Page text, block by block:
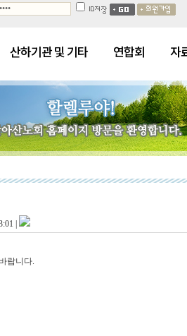
산하기관 및 기타 연합회 자
|
랍니다.